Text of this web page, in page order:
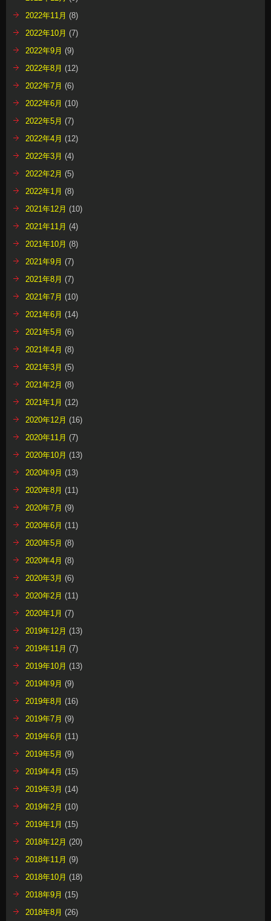
2022年11月 (8)
2022年10月 (7)
2022年9月 (9)
2022年8月 (12)
2022年7月 (6)
2022年6月 (10)
2022年5月 (7)
2022年4月 (12)
2022年3月 (4)
2022年2月 (5)
2022年1月 (8)
2021年12月 (10)
2021年11月 (4)
2021年10月 (8)
2021年9月 (7)
2021年8月 (7)
2021年7月 (10)
2021年6月 (14)
2021年5月 (6)
2021年4月 (8)
2021年3月 (5)
2021年2月 (8)
2021年1月 (12)
2020年12月 (16)
2020年11月 (7)
2020年10月 (13)
2020年9月 (13)
2020年8月 (11)
2020年7月 (9)
2020年6月 (11)
2020年5月 (8)
2020年4月 (8)
2020年3月 (6)
2020年2月 (11)
2020年1月 (7)
2019年12月 (13)
2019年11月 (7)
2019年10月 (13)
2019年9月 (9)
2019年8月 (16)
2019年7月 (9)
2019年6月 (11)
2019年5月 (9)
2019年4月 (15)
2019年3月 (14)
2019年2月 (10)
2019年1月 (15)
2018年12月 (20)
2018年11月 (9)
2018年10月 (18)
2018年9月 (15)
2018年8月 (26)